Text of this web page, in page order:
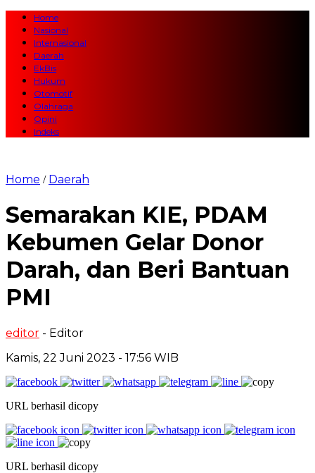
Home
Nasional
Internasional
Daerah
EkBis
Hukum
Otomotif
Olahraga
Opini
Indeks
Home / Daerah
Semarakan KIE, PDAM
Kebumen Gelar Donor
Darah, dan Beri Bantuan
PMI
editor - Editor
Kamis, 22 Juni 2023 - 17:56 WIB
URL berhasil dicopy
URL berhasil dicopy